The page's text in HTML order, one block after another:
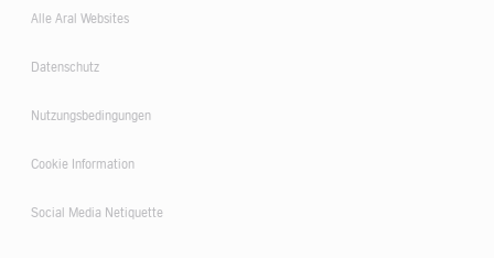
Alle Aral Websites
Datenschutz
Nutzungsbedingungen
Cookie Information
Social Media Netiquette